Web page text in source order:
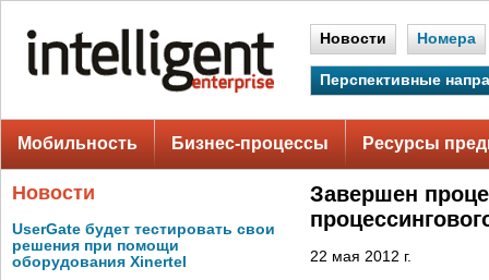
Новости Номера
Перспективные
Мобильность Бизнес-процессы Ресурсы
Новости
UserGate будет тестировать свои
решения при помощи
оборудования Xinertel
Завершен
22 мая 2012 г.